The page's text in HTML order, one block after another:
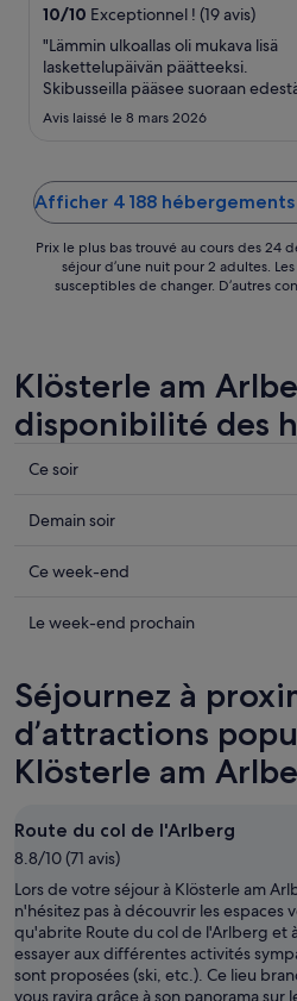
10/10 Exceptionnel ! (19 avis)
"Lämmin ulkoallas oli mukava lisä
laskettelupäivän päätteeksi.
Skibusseilla pääsee suoraan
rinteille. Sämpyläpalvelu oli
Avis laissé le 8 mars 2026
Afficher 4 188
Prix le plus bas trouvé au cours des 24
séjour d’une nuit pour 2 adultes.
susceptibles de changer. D’autres
Klösterle am
disponibilité des
Consulter
prix
Klösterle
Arlberg
nuit,
6
août
-
août
Ce soir
Consulter
prix
Klösterle
pour
demain
soir,
7
8
août
Demain soir
Consulter
prix
am
Arlberg
pour
ce
end,
7
août
-
9
août
Ce week-end
Consulter
à
Klösterle
am
Arlberg
le
week-
end
prochain,
14
août
-
Le week-end prochain
Séjournez à
d’attractions
Klösterle am
Route du col de l'Arlberg
8.8/10 (71 avis)
Lors de votre séjour à Klösterle am
n'hésitez pas à découvrir les espaces
qu'abrite Route du col de l'Arlberg et
essayer aux différentes activités
sont proposées (ski, etc.). Ce lieu
vous ravira grâce à son panorama sur